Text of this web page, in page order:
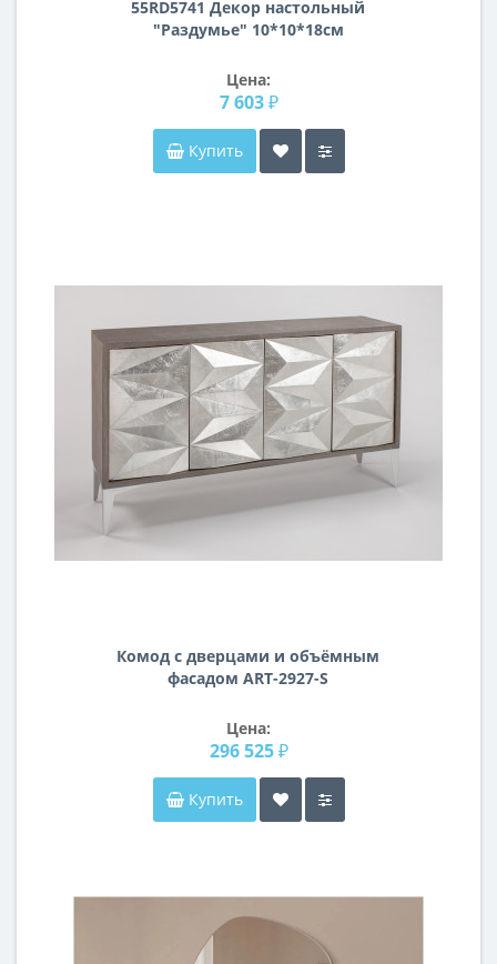
55RD5741 Декор настольный
"Раздумье" 10*10*18см
Цена:
7 603 ₽
Купить
Комод с дверцами и объёмным
фасадом ART-2927-S
Цена:
296 525 ₽
Купить